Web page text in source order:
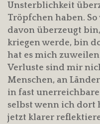
Unsterblichkeit
Tröpfchen haben.
davon überzeugt
kriegen werde, bin
hat es mich
Verluste sind mir
Menschen, an
in fast
selbst wenn ich dort
jetzt klarer